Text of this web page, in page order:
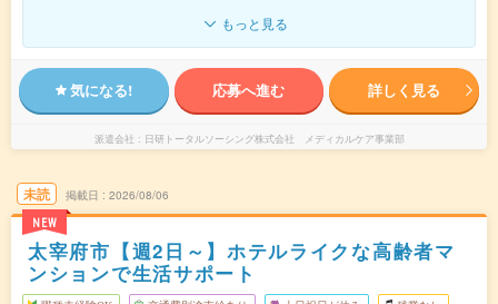
もっと見る
気になる! 応募へ進む 詳しく見る
派遣会社 日研トータルソーシング株式会社 メディカルケア事業部
未読
NEW
掲載日 2026/08/06
太宰府市【週2日～】ホテルライクな高齢者マ
ンションで生活サポート